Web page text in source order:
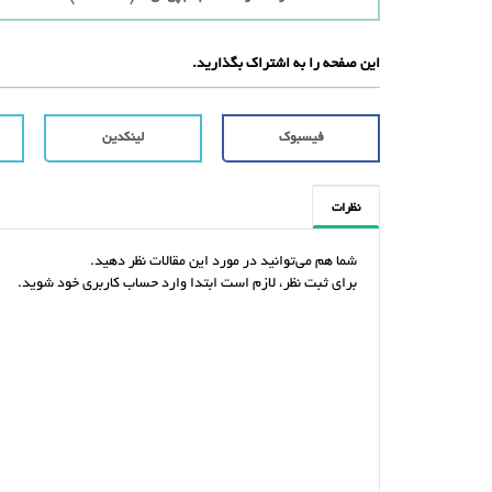
این صفحه را به اشتراک بگذارید.
فیسبوک لینکدین
نظرات
شما هم می‌توانید در مورد این مقالات نظر دهید.
برای ثبت نظر، لازم است ابتدا وارد حساب کاربری خود شوید.